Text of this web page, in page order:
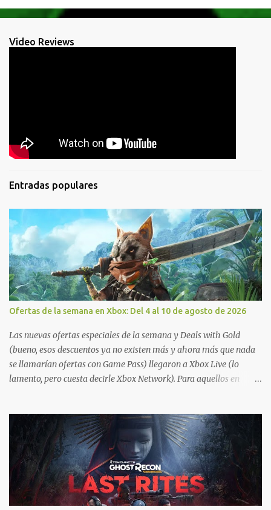
Video Reviews
Entradas populares
Ofertas de la semana en Xbox: Del 4 al 10 de agosto de 2026
Las nuevas ofertas especiales de la semana y Deals with Gold
(bueno, esos descuentos ya no existen más y ahora más que nada
se llamarían ofertas con Game Pass) llegaron a Xbox Live (lo
lamento, pero cuesta decirle Xbox Network). Para aquellos en
jugarlos y mantener un progreso compartido en Windows PC y
Xbox, y tenemos un listado de juegos compatibles por acá . ¿Aún
necesitas una mano con las compras? Tenemos un tutorial extenso
o en vídeo para que se quiten todas las dudas generales de cómo
hacer compras en Xbox . Podes consultar un listado más completo
de promociones desde xbox.com. El post puede tener